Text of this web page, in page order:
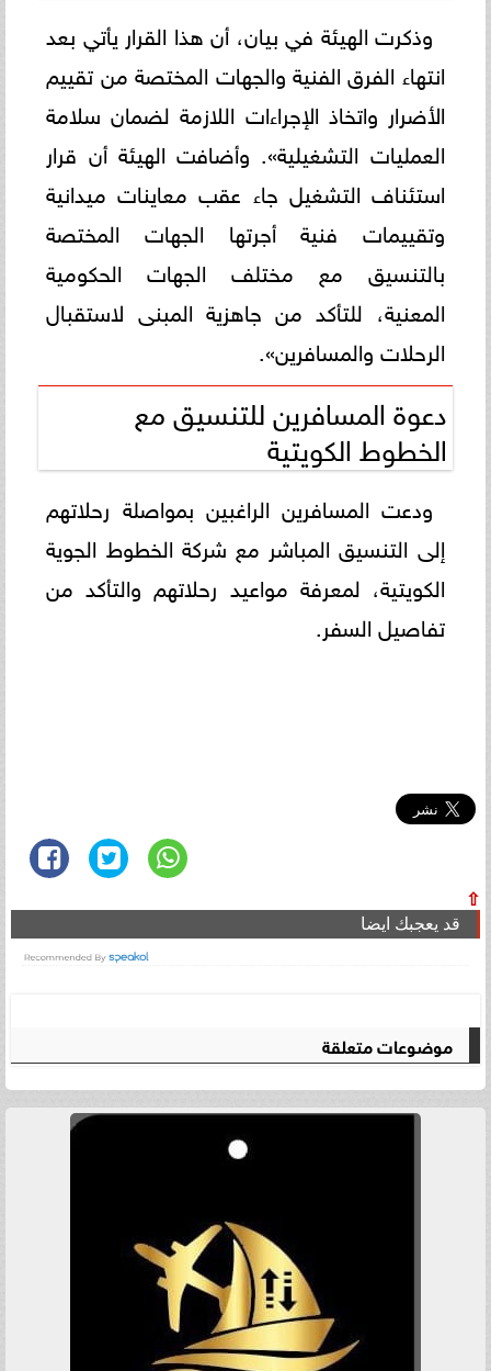
وذكرت الهيئة في بيان، أن هذا القرار يأتي بعد
انتهاء الفرق الفنية والجهات المختصة من تقييم
الأضرار واتخاذ الإجراءات اللازمة لضمان سلامة
العمليات التشغيلية». وأضافت الهيئة أن قرار
استئناف التشغيل جاء عقب معاينات ميدانية
وتقييمات فنية أجرتها الجهات المختصة
بالتنسيق مع مختلف الجهات الحكومية
المعنية، للتأكد من جاهزية المبنى لاستقبال
الرحلات والمسافرين».
دعوة المسافرين للتنسيق مع
الخطوط الكويتية
ودعت المسافرين الراغبين بمواصلة رحلاتهم
إلى التنسيق المباشر مع شركة الخطوط الجوية
الكويتية، لمعرفة مواعيد رحلاتهم والتأكد من
تفاصيل السفر.
⇧
قد يعجبك ايضا
موضوعات متعلقة